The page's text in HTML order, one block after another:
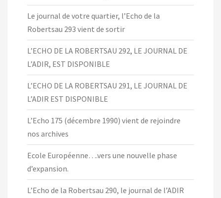
Le journal de votre quartier, l’Echo de la
Robertsau 293 vient de sortir
L’ECHO DE LA ROBERTSAU 292, LE JOURNAL DE
L’ADIR, EST DISPONIBLE
L’ECHO DE LA ROBERTSAU 291, LE JOURNAL DE
L’ADIR EST DISPONIBLE
L’Echo 175 (décembre 1990) vient de rejoindre
nos archives
Ecole Européenne….vers une nouvelle phase
d’expansion.
L’Echo de la Robertsau 290, le journal de l’ADIR